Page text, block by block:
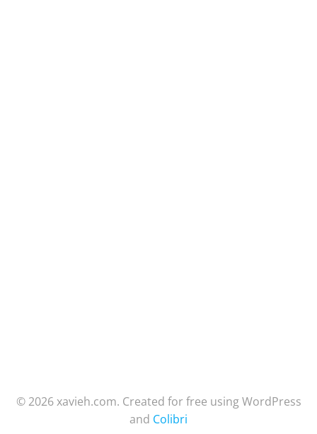
© 2026 xavieh.com. Created for free using WordPress
and Colibri